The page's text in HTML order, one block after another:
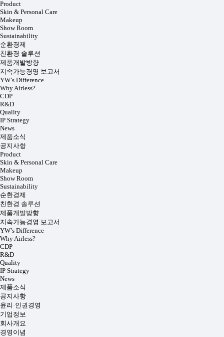
Product
Skin & Personal Care
Makeup
Show Room
Sustainability
순환경제
친환경 솔루션
제품개발방향
지속가능경영 보고서
YW’s Difference
Why Airless?
CDP
R&D
Quality
IP Strategy
News
제품소식
공지사항
Product
Skin & Personal Care
Makeup
Show Room
Sustainability
순환경제
친환경 솔루션
제품개발방향
지속가능경영 보고서
YW’s Difference
Why Airless?
CDP
R&D
Quality
IP Strategy
News
제품소식
공지사항
윤리·인권경영
기업정보
회사개요
경영이념